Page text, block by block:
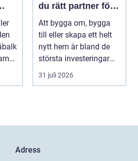
du rätt partner för
ditt projekt
Att bygga om, bygga
till eller skapa ett helt
nytt hem är bland de
största investeringar
m...
31 juli 2026
Adress